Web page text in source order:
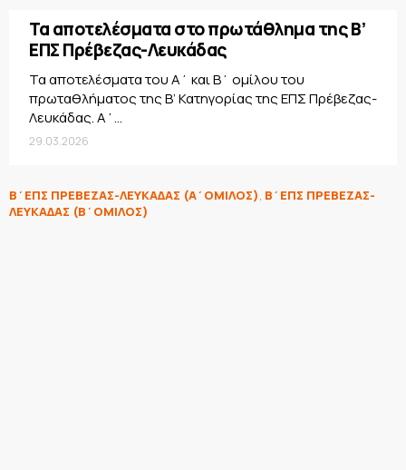
Τα αποτελέσματα στο πρωτάθλημα της Β’
ΕΠΣ Πρέβεζας-Λευκάδας
Τα αποτελέσματα του Α΄ και Β΄ ομίλου του
πρωταθλήματος της Β’ Κατηγορίας της ΕΠΣ Πρέβεζας-
Λευκάδας. Α΄...
29.03.2026
Β΄ΕΠΣ ΠΡΕΒΕΖΑΣ-ΛΕΥΚΑΔΑΣ (Α΄ΟΜΙΛΟΣ), Β΄ΕΠΣ ΠΡΕΒΕΖΑΣ-
ΛΕΥΚΑΔΑΣ (Β΄ΟΜΙΛΟΣ)